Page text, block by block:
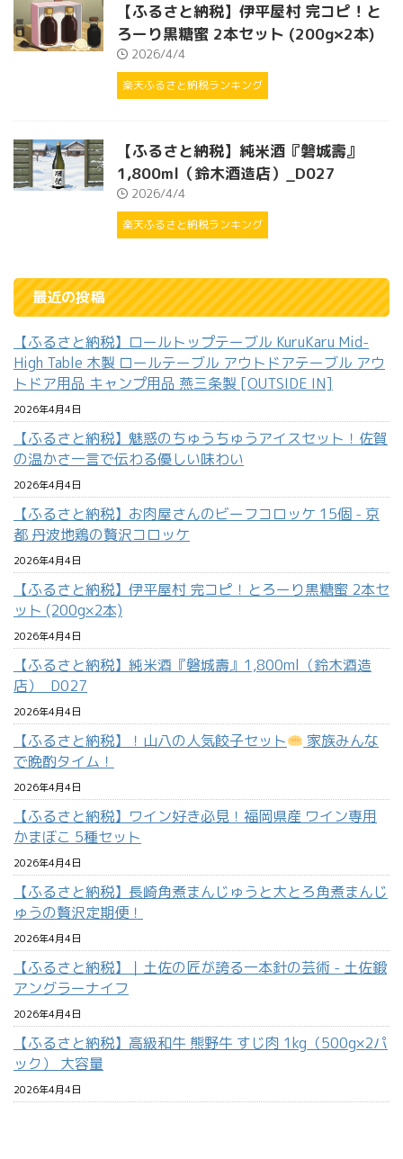
【ふるさと納税】伊平屋村 完コピ！と
ろーり黒糖蜜 2本セット (200g×2本)
2026/4/4
楽天ふるさと納税ランキング
【ふるさと納税】純米酒『磐城壽』
1,800ml（鈴木酒造店）_D027
2026/4/4
楽天ふるさと納税ランキング
最近の投稿
【ふるさと納税】ロールトップテーブル KuruKaru Mid-
High Table 木製 ロールテーブル アウトドアテーブル アウ
トドア用品 キャンプ用品 燕三条製 [OUTSIDE IN]
2026年4月4日
【ふるさと納税】魅惑のちゅうちゅうアイスセット！佐賀
の温かさ一言で伝わる優しい味わい
2026年4月4日
【ふるさと納税】お肉屋さんのビーフコロッケ 15個 - 京
都 丹波地鶏の贅沢コロッケ
2026年4月4日
【ふるさと納税】伊平屋村 完コピ！とろーり黒糖蜜 2本セ
ット (200g×2本)
2026年4月4日
【ふるさと納税】純米酒『磐城壽』1,800ml（鈴木酒造
店）_D027
2026年4月4日
【ふるさと納税】！山八の人気餃子セット
家族みんな
で晩酌タイム！
2026年4月4日
【ふるさと納税】ワイン好き必見！福岡県産 ワイン専用
かまぼこ 5種セット
2026年4月4日
【ふるさと納税】長崎角煮まんじゅうと大とろ角煮まんじ
ゅうの贅沢定期便！
2026年4月4日
【ふるさと納税】｜土佐の匠が誇る一本針の芸術 - 土佐鍛
アングラーナイフ
2026年4月4日
【ふるさと納税】高級和牛 熊野牛 すじ肉 1kg（500g×2パ
ック） 大容量
2026年4月4日